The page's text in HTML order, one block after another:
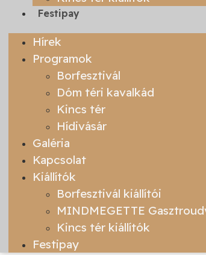
Festipay
Hírek
Programok
Borfesztivál
Dóm téri kavalkád
Kincs tér
Hídivásár
Galéria
Kapcsolat
Kiállítók
Borfesztivál kiállítói
MINDMEGETTE
Kincs tér kiállítók
Festipay